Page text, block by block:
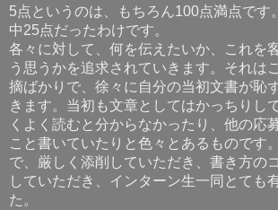
5点というのは、もちろん100点満点です
中25点だったわけです。
各々に対して、何を伝えたいか、これを
う思うかを追求されていきます。それは
摘ばかりで、徐々に自分の当初文書が恥
きます。当初も文章としてはかっちりし
くよく読むと分からなかったり、他の応
こと書いていたりと色々とあるものです
で、厳しく添削していただき、書き方の
していただき、インターン生一同とても
た。